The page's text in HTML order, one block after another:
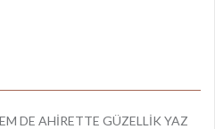
DE AHİRETTE GÜZELLİK YAZ